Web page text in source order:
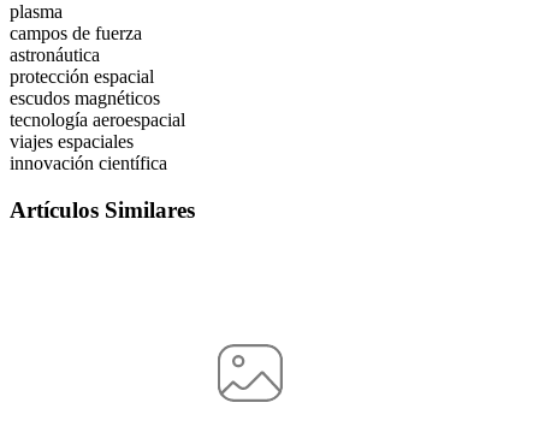
plasma
campos de fuerza
astronáutica
protección espacial
escudos magnéticos
tecnología aeroespacial
viajes espaciales
innovación científica
Artículos Similares